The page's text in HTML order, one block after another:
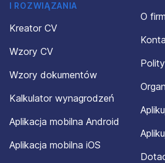
I ROZWIĄZANIA
Kreator CV
Wzory CV
Wzory dokumentów
Kalkulator wynagrodzeń
Aplikacja mobilna Android
Aplikacja mobilna iOS
O